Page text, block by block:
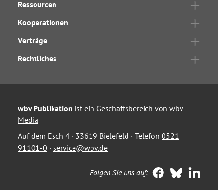
Ressourcen
Kooperationen
Verträge
Rechtliches
wbv Publikation ist ein Geschäftsbereich von wbv
Media
Auf dem Esch 4 · 33619 Bielefeld · Telefon 0521
91101-0 · service@wbv.de
Folgen Sie uns auf: